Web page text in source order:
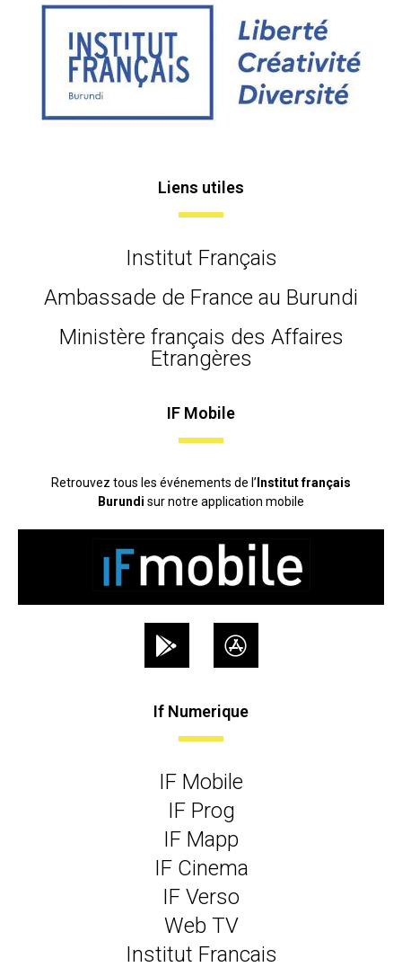
Liens utiles
Institut Français
Ambassade de France au Burundi
Ministère français des Affaires
Etrangères
IF Mobile
Retrouvez tous les événements de l’ Institut français
Burundi sur notre application mobile
If Numerique
IF Mobile
IF Prog
IF Mapp
IF Cinema
IF Verso
Web TV
Institut Francais